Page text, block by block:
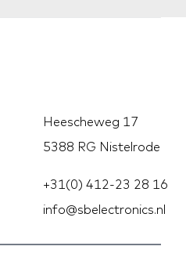
Heescheweg 17
5388 RG Nistelrode
+31(0) 412-23 28 16
info@sbelectronics.nl